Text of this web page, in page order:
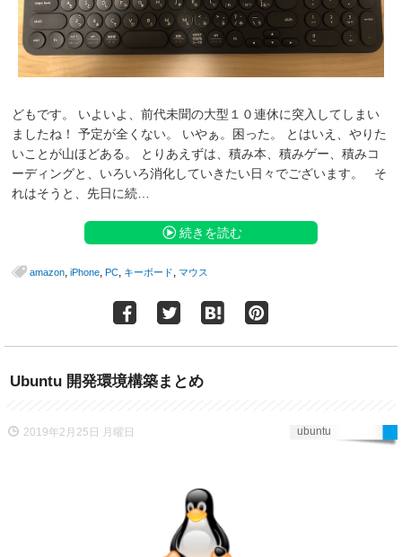
どもです。 いよいよ、前代未聞の大型１０連休に突入してしまい
ましたね！ 予定が全くない。 いやぁ。困った。 とはいえ、やりた
いことが山ほどある。 とりあえずは、積み本、積みゲー、積みコ
ーディングと、いろいろ消化していきたい日々でございます。 そ
れはそうと、先日に続…
続きを読む
amazon iPhone PC キーボード マウス
Ubuntu 開発環境構築まとめ
ubuntu
2019年2月25日 月曜日